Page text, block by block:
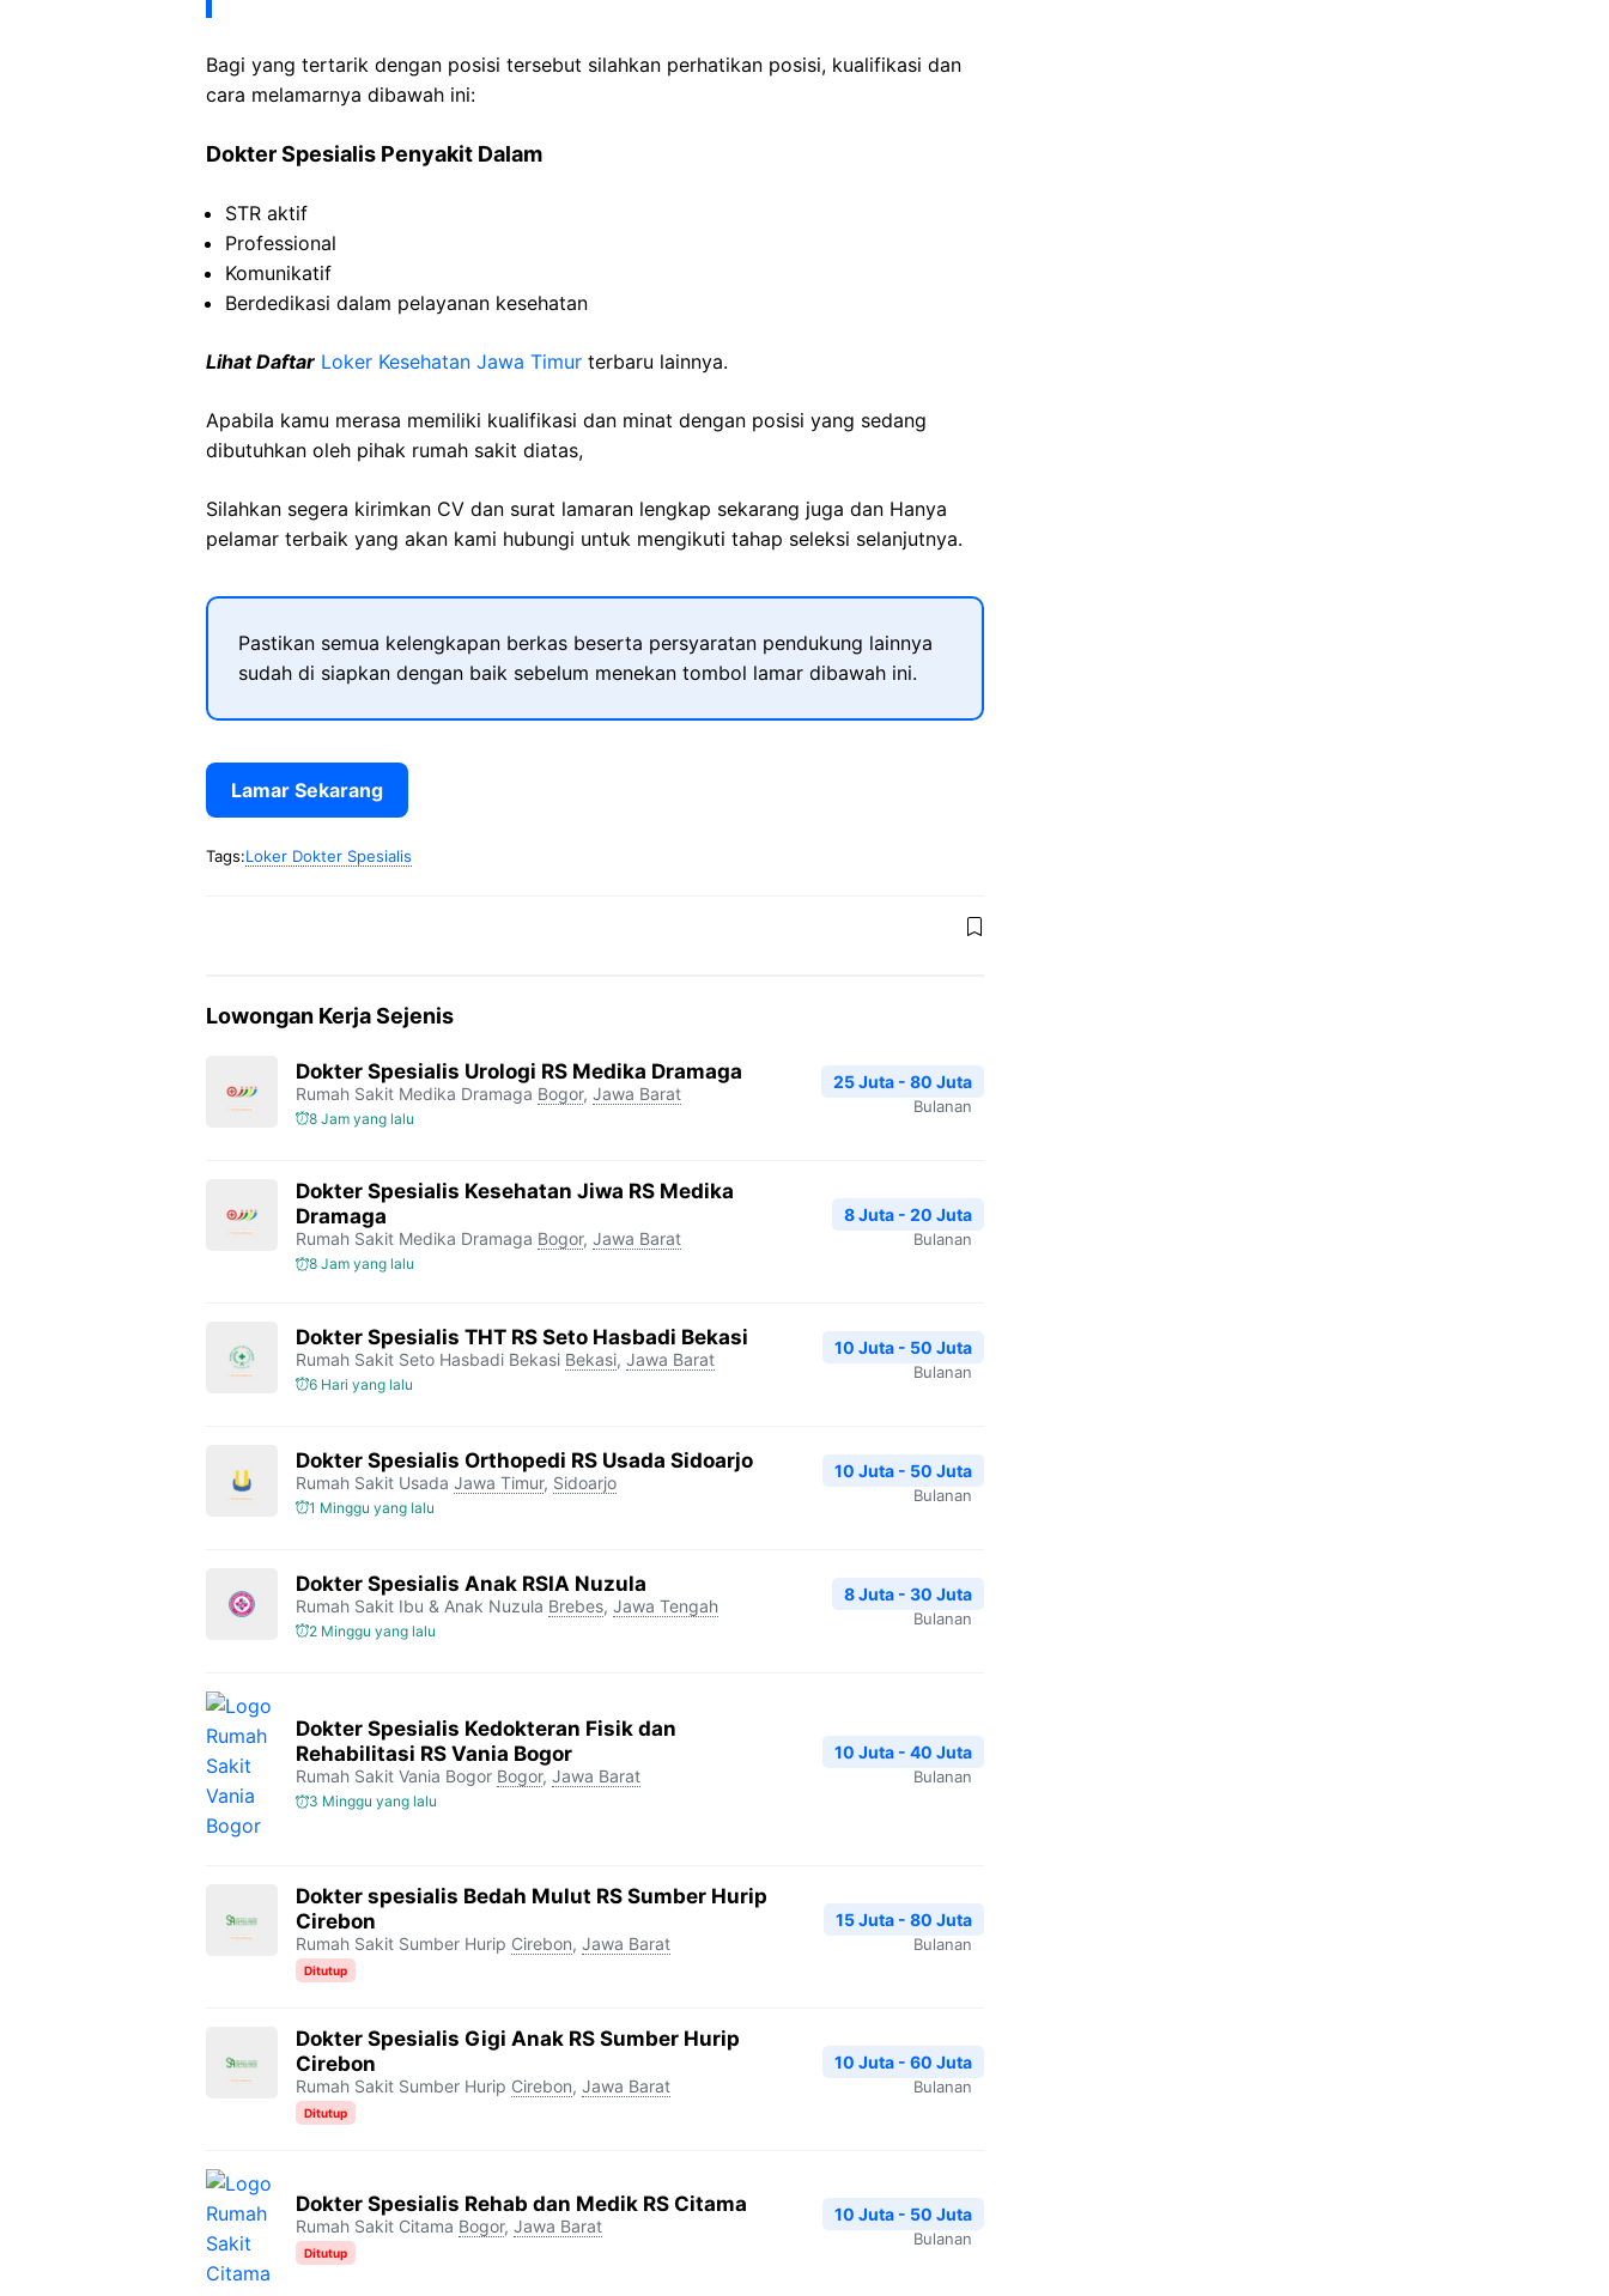
Bagi yang tertarik dengan posisi tersebut silahkan perhatikan posisi, kualifikasi dan
cara melamarnya dibawah ini:
DokterSpesialis Penyakit Dalam
STR aktif
Professional
Komunikatif
Berdedikasi dalam pelayanan kesehatan
Lihat Daftar Loker Kesehatan Jawa Timur terbaru lainnya.
Apabila kamu merasa memiliki kualifikasi dan minat dengan posisi yang sedang
dibutuhkan oleh pihak rumah sakit diatas,
Silahkan segera kirimkan CV dan surat lamaran lengkap sekarang juga dan Hanya
pelamar terbaik yang akan kami hubungi untuk mengikuti tahap seleksi selanjutnya.
Pastikan semua kelengkapan berkas beserta persyaratan pendukung lainnya
sudah di siapkan dengan baik sebelum menekan tombol lamar dibawah ini.
Lamar Sekarang
Tags:Loker Dokter Spesialis
Lowongan Kerja Sejenis
Dokter Spesialis Urologi RS Medika Dramaga
Rumah Sakit Medika Dramaga Bogor, Jawa Barat
8 Jam yang lalu
25 Juta - 80 Juta
Bulanan
Dokter Spesialis Kesehatan Jiwa RS Medika
Dramaga
Rumah Sakit Medika Dramaga Bogor, Jawa Barat
8 Jam yang lalu
8 Juta - 20 Juta
Bulanan
Dokter Spesialis THT RS Seto Hasbadi Bekasi
Rumah Sakit Seto Hasbadi Bekasi Bekasi, Jawa Barat
6 Hari yang lalu
10 Juta - 50 Juta
Bulanan
Dokter Spesialis Orthopedi RS Usada Sidoarjo
Rumah Sakit Usada Jawa Timur, Sidoarjo
1 Minggu yang lalu
10 Juta - 50 Juta
Bulanan
Dokter Spesialis Anak RSIA Nuzula
Rumah Sakit Ibu & Anak Nuzula Brebes, Jawa Tengah
2 Minggu yang lalu
8 Juta - 30 Juta
Bulanan
Dokter Spesialis Kedokteran Fisik dan
Rehabilitasi RS Vania Bogor
Rumah Sakit Vania Bogor Bogor, Jawa Barat
3 Minggu yang lalu
10 Juta - 40 Juta
Bulanan
Dokter spesialis Bedah Mulut RS Sumber Hurip
Cirebon
Rumah Sakit Sumber Hurip Cirebon, Jawa Barat
Ditutup
15 Juta - 80 Juta
Bulanan
Dokter Spesialis Gigi Anak RS Sumber Hurip
Cirebon
Rumah Sakit Sumber Hurip Cirebon, Jawa Barat
Ditutup
10 Juta - 60 Juta
Bulanan
Dokter Spesialis Rehab dan Medik RS Citama
Rumah Sakit Citama Bogor, Jawa Barat
Ditutup
10 Juta - 50 Juta
Bulanan